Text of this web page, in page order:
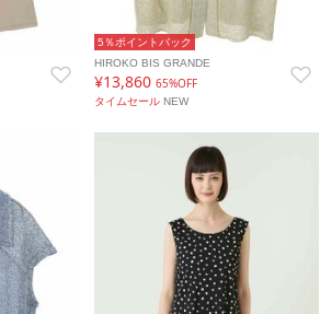
5％ポイントバック
HIROKO BIS GRANDE
¥13,86065%OFF
タイムセールNEW